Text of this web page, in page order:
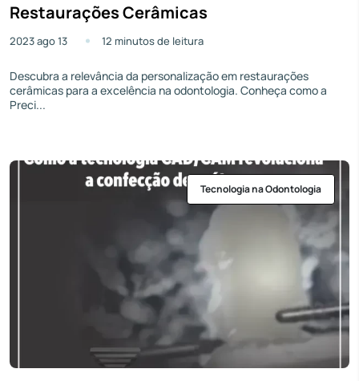
Restaurações Cerâmicas
2023 ago 13 12 minutos de leitura
Descubra a relevância da personalização em restaurações
cerâmicas para a excelência na odontologia. Conheça como a
Preci...
Tecnologia na Odontologia